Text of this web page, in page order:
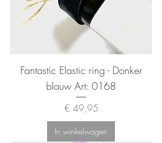
Fantastic Elastic ring - Donker
blauw Art: 0168
Prijs
€ 49,95
In winkelwagen